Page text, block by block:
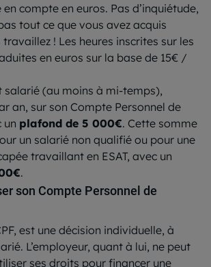
compte en euros. Pas d’inquiétude,
tout ce que vous avez acquis
! Les heures inscrites sur les
en euros sur la base de 15€ /
salarié (au moins à mi-temps),
an, sur son Compte Personnel de
un plafond de 5 000€. Cette somme
un salarié non qualifié ou pour une
travaillant en ESAT, avec un
.
son Compte Personnel de
est une décision individuelle, à
L’employeur, quant à lui, ne peut
ses droits pour financer une